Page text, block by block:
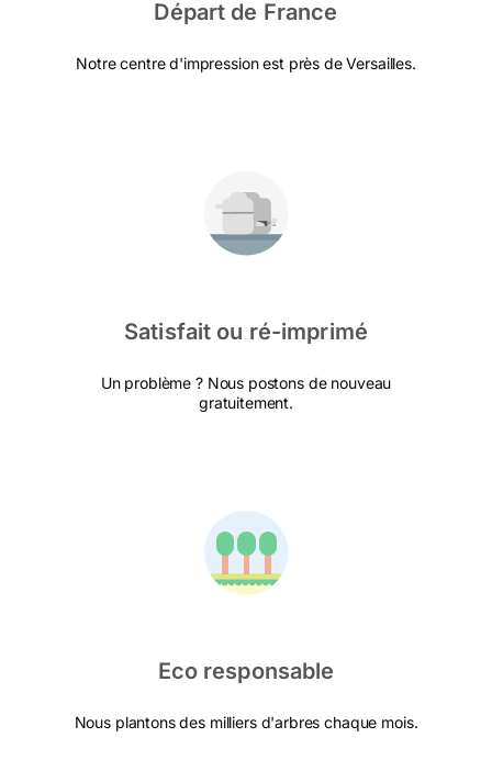
Départ de France
Notre centre d'impression est près de Versailles.
Satisfait ou ré-imprimé
Un problème ? Nous postons de nouveau
gratuitement.
Eco responsable
Nous plantons des milliers d'arbres chaque mois.